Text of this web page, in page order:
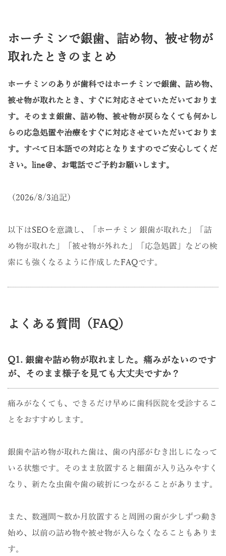
ホーチミンで銀歯、詰め物、被せ物が
取れたときのまとめ
ホーチミンのありが歯科ではホーチミンで銀歯、詰め物、
被せ物が取れたとき、すぐに対応させていただいておりま
す。そのまま銀歯、詰め物、被せ物が戻らなくても何かし
らの応急処置や治療をすぐに対応させていただいておりま
す。すべて日本語での対応となりますのでご安心してくだ
さい。line＠、お電話でご予約お願いします。
（2026/8/3追記）
以下はSEOを意識し、「ホーチミン 銀歯が取れた」「詰
め物が取れた」「被せ物が外れた」「応急処置」などの検
索にも強くなるように作成したFAQです。
よくある質問（FAQ）
Q1. 銀歯や詰め物が取れました。痛みがないのです
が、そのまま様子を見ても大丈夫ですか？
痛みがなくても、できるだけ早めに歯科医院を受診するこ
とをおすすめします。
銀歯や詰め物が取れた歯は、歯の内部がむき出しになって
いる状態です。そのまま放置すると細菌が入り込みやすく
なり、新たな虫歯や歯の破折につながることがあります。
また、数週間〜数か月放置すると周囲の歯が少しずつ動き
始め、以前の詰め物や被せ物が入らなくなることもありま
す。